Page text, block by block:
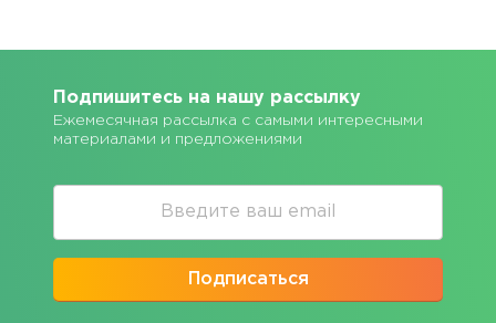
Подпишитесь на нашу рассылку
Ежемесячная рассылка с самыми интересными
материалами и предложениями
Подписаться